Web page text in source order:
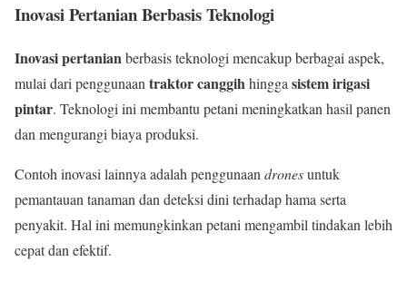
Inovasi Pertanian Berbasis Teknologi
Inovasi pertanianberbasis teknologi mencakup berbagai aspek,
mulai dari penggunaantraktor canggihhinggasistem irigasi
pintar. Teknologi ini membantu petani meningkatkan hasil panen
dan mengurangi biaya produksi.
Contoh inovasi lainnya adalah penggunaandronesuntuk
pemantauan tanaman dan deteksi dini terhadap hama serta
penyakit. Hal ini memungkinkan petani mengambil tindakan lebih
cepat dan efektif.